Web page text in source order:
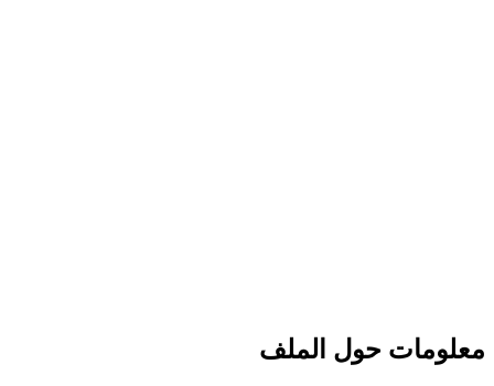
معلومات حول الملف